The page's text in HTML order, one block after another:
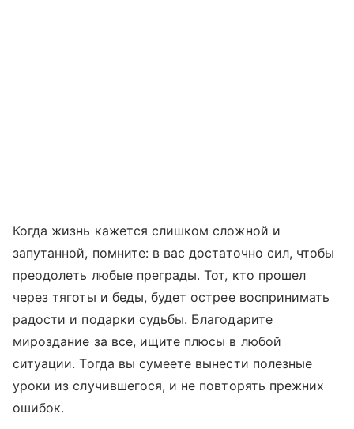
Когда жизнь кажется слишком сложной и
запутанной, помните: в вас достаточно сил, чтобы
преодолеть любые преграды. Тот, кто прошел
через тяготы и беды, будет острее воспринимать
радости и подарки судьбы. Благодарите
мироздание за все, ищите плюсы в любой
ситуации. Тогда вы сумеете вынести полезные
уроки из случившегося, и не повторять прежних
ошибок.